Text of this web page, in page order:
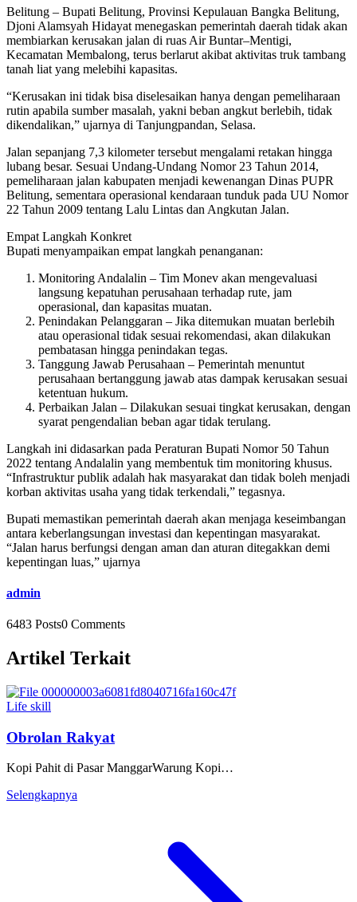
Belitung – Bupati Belitung, Provinsi Kepulauan Bangka Belitung,
Djoni Alamsyah Hidayat menegaskan pemerintah daerah tidak akan
membiarkan kerusakan jalan di ruas Air Buntar–Mentigi,
Kecamatan Membalong, terus berlarut akibat aktivitas truk tambang
tanah liat yang melebihi kapasitas.
“Kerusakan ini tidak bisa diselesaikan hanya dengan pemeliharaan
rutin apabila sumber masalah, yakni beban angkut berlebih, tidak
dikendalikan,” ujarnya di Tanjungpandan, Selasa.
Jalan sepanjang 7,3 kilometer tersebut mengalami retakan hingga
lubang besar. Sesuai Undang-Undang Nomor 23 Tahun 2014,
pemeliharaan jalan kabupaten menjadi kewenangan Dinas PUPR
Belitung, sementara operasional kendaraan tunduk pada UU Nomor
22 Tahun 2009 tentang Lalu Lintas dan Angkutan Jalan.
Empat Langkah Konkret
Bupati menyampaikan empat langkah penanganan:
Monitoring Andalalin – Tim Monev akan mengevaluasi
langsung kepatuhan perusahaan terhadap rute, jam
operasional, dan kapasitas muatan.
Penindakan Pelanggaran – Jika ditemukan muatan berlebih
atau operasional tidak sesuai rekomendasi, akan dilakukan
pembatasan hingga penindakan tegas.
Tanggung Jawab Perusahaan – Pemerintah menuntut
perusahaan bertanggung jawab atas dampak kerusakan sesuai
ketentuan hukum.
Perbaikan Jalan – Dilakukan sesuai tingkat kerusakan, dengan
syarat pengendalian beban agar tidak terulang.
Langkah ini didasarkan pada Peraturan Bupati Nomor 50 Tahun
2022 tentang Andalalin yang membentuk tim monitoring khusus.
“Infrastruktur publik adalah hak masyarakat dan tidak boleh menjadi
korban aktivitas usaha yang tidak terkendali,” tegasnya.
Bupati memastikan pemerintah daerah akan menjaga keseimbangan
antara keberlangsungan investasi dan kepentingan masyarakat.
“Jalan harus berfungsi dengan aman dan aturan ditegakkan demi
kepentingan luas,” ujarnya
admin
6483 Posts0 Comments
Artikel Terkait
Life skill
Obrolan Rakyat
Kopi Pahit di Pasar ManggarWarung Kopi…
Selengkapnya